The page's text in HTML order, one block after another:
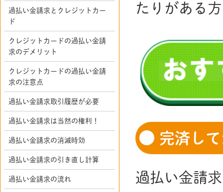
たりがある
完済し
過払い金請
過払い金請求とクレジットカー
ド
クレジットカードの過払い金請
求のデメリット
クレジットカードの過払い金請
求の注意点
過払い金請求取引履歴が必要
過払い金請求は当然の権利！
過払い金請求の消滅時効
過払い金請求の引き直し計算
過払い金請求の流れ